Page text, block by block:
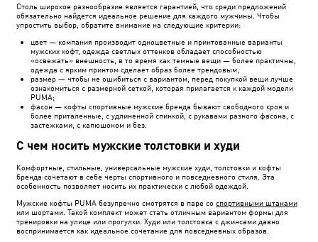
Столь широкое разнообразие является гарантией, что среди предложений
обязательно найдется идеальное решение для каждого мужчины. Чтобы
упростить выбор, обратите внимание на следующие критерии:
цвет — компания производит одноцветные и принтованные варианты
мужских кофт, одежда светлых оттенков обладает способностью
«освежать» внешность, в то время как темные вещи — более практичны,
одежда с ярким принтом сделает образ более трендовым;
размер — чтобы не ошибиться с вариантом, перед покупкой вещи лучше
ознакомиться с размерной сеткой, которая прилагается к каждой модели
PUMA;
фасон — кофты спортивные мужские бренда бывают свободного кроя и
более приталенные, с удлиненной спинкой, с рукавами разного фасона, с
застежками, с капюшоном и без.
С чем носить мужские толстовки и худи
Комфортные, стильные, универсальные мужские худи, толстовки и кофты
бренда сочетают в себе черты спортивного и повседневного стиля. Эта
особенность позволяет носить их практически с любой одеждой.
Мужские кофты PUMA безупречно смотрятся в паре со спортивными штанами
или шортами. Такой комплект может стать отличным вариантом формы для
тренировки на улице или прогулки. Худи или толстовка с джинсами давно
воспринимается как идеальное сочетание для повседневных образов.